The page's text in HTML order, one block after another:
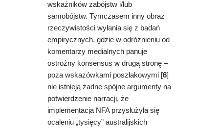
wskaźników zabójstw i/lub
samobójstw. Tymczasem inny obraz
rzeczywistości wyłania się z badań
empirycznych, gdzie w odróżnieniu od
komentarzy medialnych panuje
ostrożny konsensus w drugą stronę –
poza wskazówkami poszlakowymi [6]
nie istnieją żadne spójne argumenty na
potwierdzenie narracji, że
implementacja NFA przysłużyła się
ocaleniu „tysięcy” australijskich